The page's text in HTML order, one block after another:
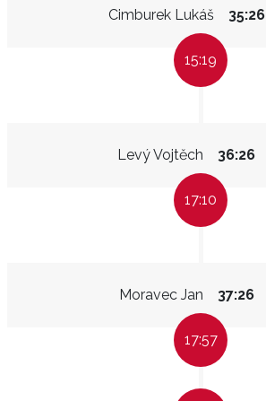
Cimburek Lukáš 35:26
15:19
Levý Vojtěch 36:26
17:10
Moravec Jan 37:26
17:57